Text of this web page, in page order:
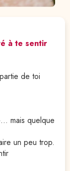
à te sentir
de toi
mais quelque
un peu trop.